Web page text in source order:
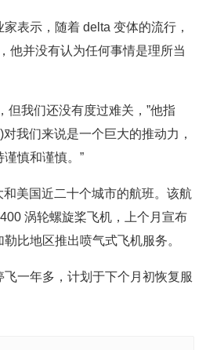
表示，随着 delta 变体的流行，
他并没有认为任何事情是理所当
但我们还没有度过难关，”他指
我们来说是一个巨大的推动力，
慎和谨慎。”
美国近二十个城市的航班。该航
涡轮螺旋桨飞机，上个月宣布
比地区推出喷气式飞机服务。
一年多，计划于下个月初恢复服